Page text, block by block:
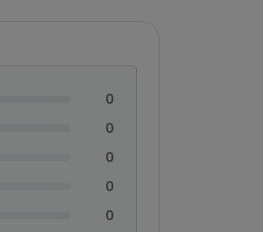
0
0
0
0
0